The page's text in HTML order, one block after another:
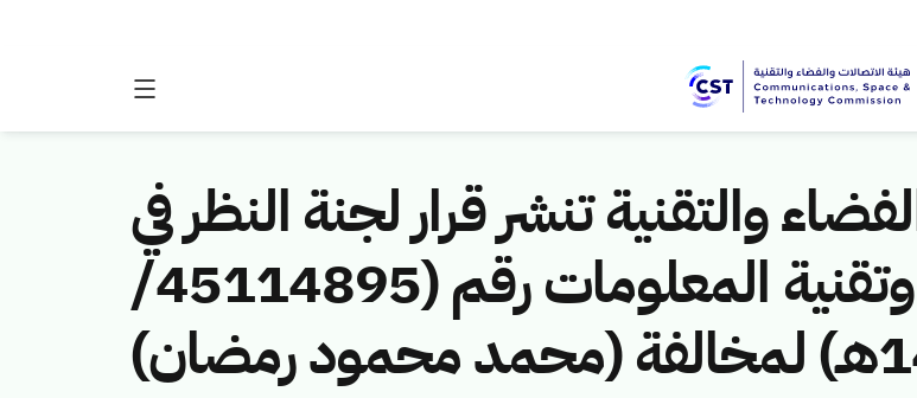
والتقنية تنشر قرار لجنة النظر في
مخالفات نظام الاتصالات وتقنية المعلومات رقم (45114895/